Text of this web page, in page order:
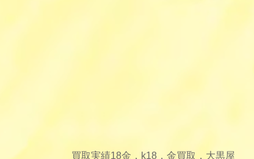
買取実績18金，k18，金買取，大黒屋